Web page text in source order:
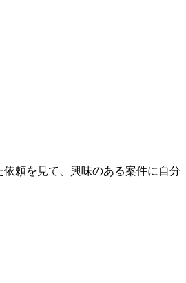
依頼を見て、興味のある案件に自分